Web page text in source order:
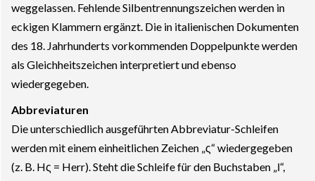
weggelassen. Fehlende Silbentrennungszeichen werden in
eckigen Klammern ergänzt. Die in italienischen Dokumenten
des 18. Jahrhunderts vorkommenden Doppelpunkte werden
als Gleichheitszeichen interpretiert und ebenso
wiedergegeben.
Abbreviaturen
Die unterschiedlich ausgeführten Abbreviatur-Schleifen
werden mit einem einheitlichen Zeichen „ς“ wiedergegeben
(z. B. Hς = Herr). Steht die Schleife für den Buchstaben „l“,